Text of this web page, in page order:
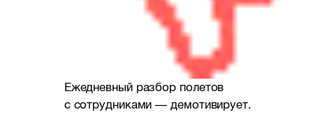
Ежедневный разбор полетов
с сотрудниками — демотивирует.